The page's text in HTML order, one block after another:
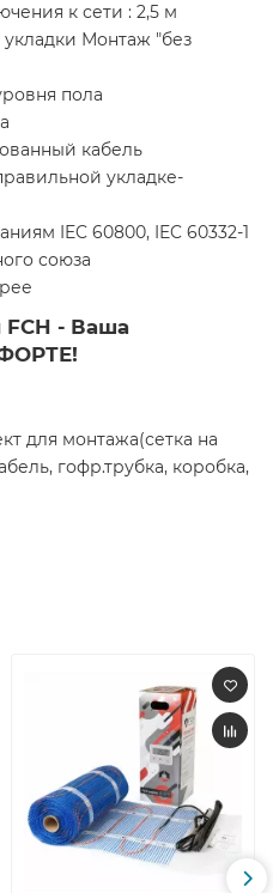
к сети : 2,5 м
укладки Монтаж "без
пола
кабель
укладке-
IEC 60800, IEC 60332-1
союза
- Ваша
для монтажа(сетка на
гофр.трубка, коробка,